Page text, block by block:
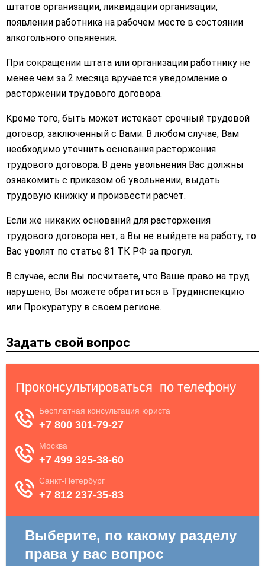
штатов организации, ликвидации организации,
появлении работника на рабочем месте в состоянии
алкогольного опьянения.
При сокращении штата или организации работнику не
менее чем за 2 месяца вручается уведомление о
расторжении трудового договора.
Кроме того, быть может истекает срочный трудовой
договор, заключенный с Вами. В любом случае, Вам
необходимо уточнить основания расторжения
трудового договора. В день увольнения Вас должны
ознакомить с приказом об увольнении, выдать
трудовую книжку и произвести расчет.
Если же никаких оснований для расторжения
трудового договора нет, а Вы не выйдете на работу, то
Вас уволят по статье 81 ТК РФ за прогул.
В случае, если Вы посчитаете, что Ваше право на труд
нарушено, Вы можете обратиться в Трудинспекцию
или Прокуратуру в своем регионе.
Задать свой вопрос